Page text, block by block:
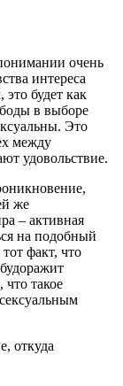
очень
интереса
будет как
в выборе
Это
между
удовольствие.
же
– активная
на подобный
факт, что
такое
откуда